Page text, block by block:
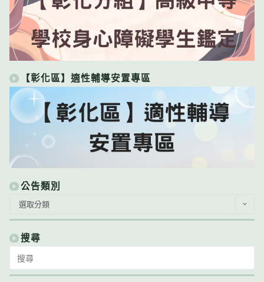
【彰化區】適性輔導安置專區
公告類別
類
別
選取分類
搜尋
for: